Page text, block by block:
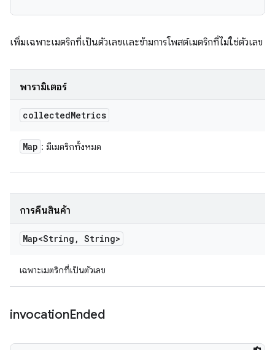
เพิ่มเฉพาะเมตริกที่เป็นตัวเลขและข้ามการโพสต์เมตริกที่ไม่ใช่ตัวเลข
พารามิเตอร์
collectedMetrics
Map : มีเมตริกทั้งหมด
การคืนสินค้า
Map<String , String>
เฉพาะเมตริกที่เป็นตัวเลข
invocationEnded